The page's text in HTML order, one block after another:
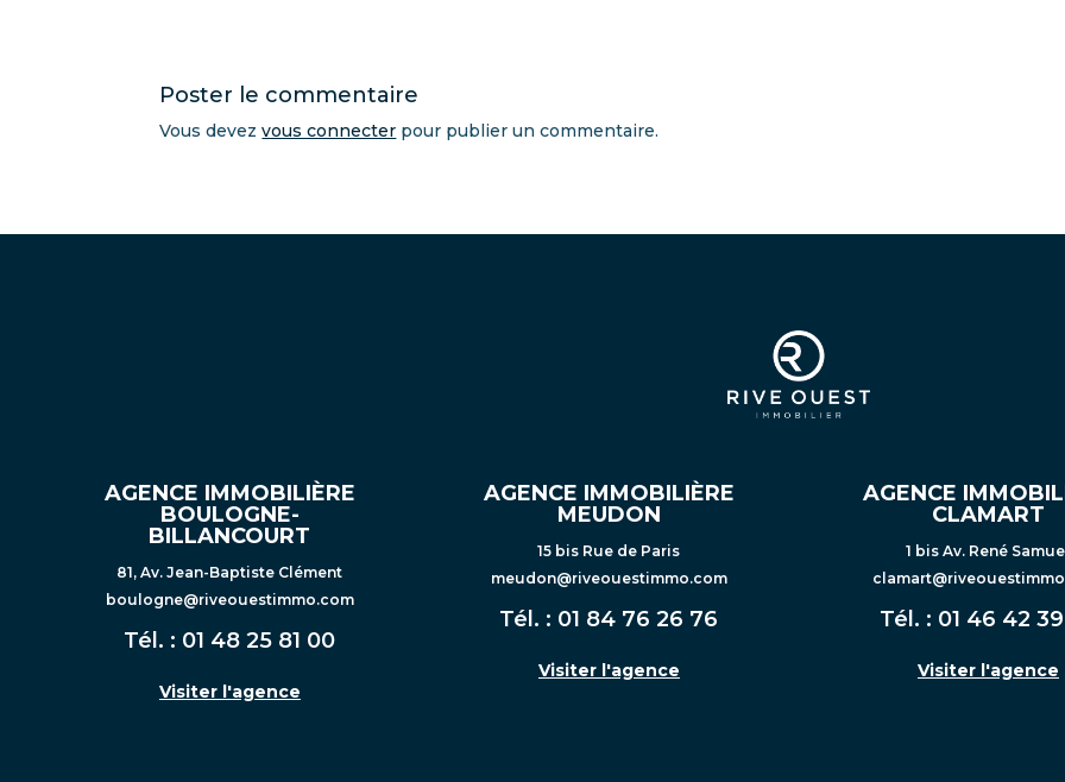
Poster le commentaire
Vous devezvous connecter pour publier un commentaire.
AGENCE IMMOBILIÈRE
BOULOGNE-
BILLANCOURT
81, Av. Jean-Baptiste Clément
boulogne@riveouestimmo.com
Tél. : 01 48 25 81 00
Visiter l'agence
AGENCE IMMOBILIÈRE
MEUDON
15 bis Rue de Paris
meudon@riveouestimmo.com
Tél. : 01 84 76 26 76
Visiter l'agence
AGENCE
CLAMART
1 bis Av. René
Tél. : 01 46 42
Visiter l'agence